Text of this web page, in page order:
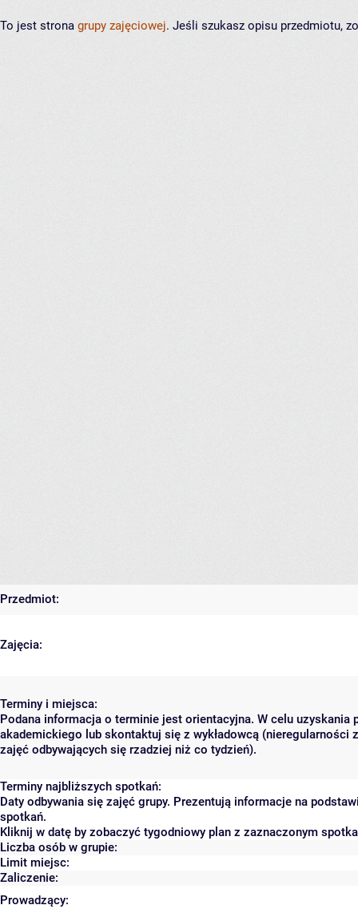
To jest strona grupy zajęciowej. Jeśli szukasz opisu przedmiotu,
Przedmiot:
Zajęcia:
Terminy i miejsca:
Podana informacja o terminie jest orientacyjna. W celu
akademickiego lub skontaktuj się z wykładowcą (nieregularności
zajęć odbywających się rzadziej niż co tydzień).
Terminy najbliższych spotkań:
Daty odbywania się zajęć grupy. Prezentują informacje na
spotkań.
Kliknij w datę by zobaczyć tygodniowy plan z zaznaczonym
Liczba osób w grupie:
Limit miejsc:
Zaliczenie:
Prowadzący: